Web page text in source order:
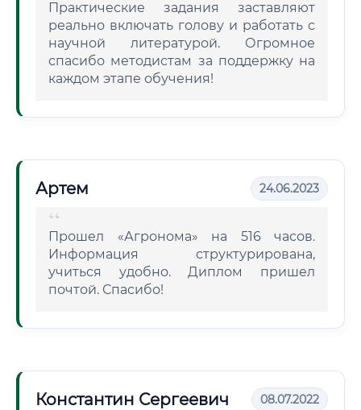
Практические задания заставляют
реально включать голову и работать с
научной литературой. Огромное
спасибо методистам за поддержку на
каждом этапе обучения!
Артем 24.06.2023
Прошел «Агронома» на 516 часов.
Информация структурирована,
учиться удобно. Диплом пришел
почтой. Спасибо!
Константин Сергеевич 08.07.2022